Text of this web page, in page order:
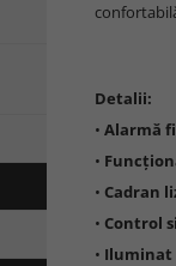
Detalii:
• Alarmă
•
• Cadran
• Control
• Iluminat